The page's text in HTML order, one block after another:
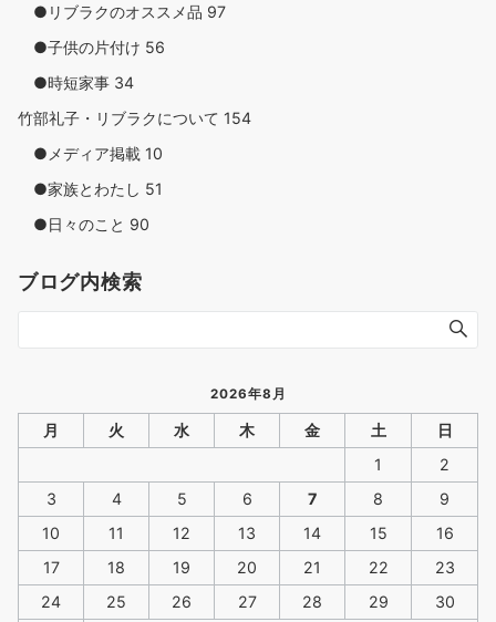
●リブラクのオススメ品 97
●子供の片付け 56
●時短家事 34
竹部礼子・リブラクについて 154
●メディア掲載 10
●家族とわたし 51
●日々のこと 90
ブログ内検索
2026年8月
月 火 水 木 金 土
日
1
2
3
4 5 6 7 8
9
10
11 12 13 14 15
16
17
18 19 20 21 22
23
24
25 26 27 28 29 30